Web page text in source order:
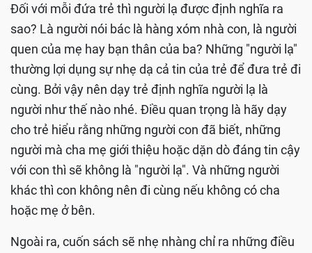
Đối với mỗi đứa trẻ thì người lạ được định nghĩa ra
sao? Là người nói bác là hàng xóm nhà con, là người
quen của mẹ hay bạn thân của ba? Những "người lạ"
thường lợi dụng sự nhẹ dạ cả tin của trẻ để đưa trẻ đi
cùng. Bởi vậy nên dạy trẻ định nghĩa người lạ là
người như thế nào nhé. Điều quan trọng là hãy dạy
cho trẻ hiểu rằng những người con đã biết, những
người mà cha mẹ giới thiệu hoặc dặn dò đáng tin cậy
với con thì sẽ không là "người lạ". Và những người
khác thì con không nên đi cùng nếu không có cha
hoặc mẹ ở bên.
Ngoài ra, cuốn sách sẽ nhẹ nhàng chỉ ra những điều